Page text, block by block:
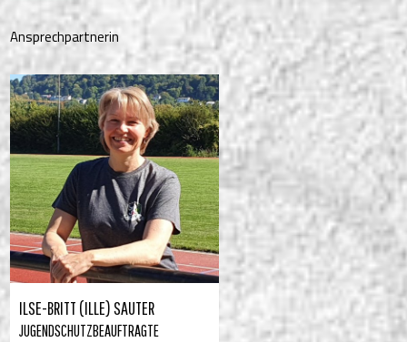
Ansprechpartnerin
ILSE-BRITT (ILLE) SAUTER
JUGENDSCHUTZBEAUFTRAGTE